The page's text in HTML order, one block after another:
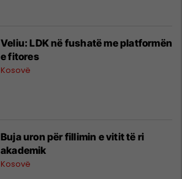
Veliu: LDK në fushatë me platformën
e fitores
Kosovë
Buja uron për fillimin e vitit të ri
akademik
Kosovë